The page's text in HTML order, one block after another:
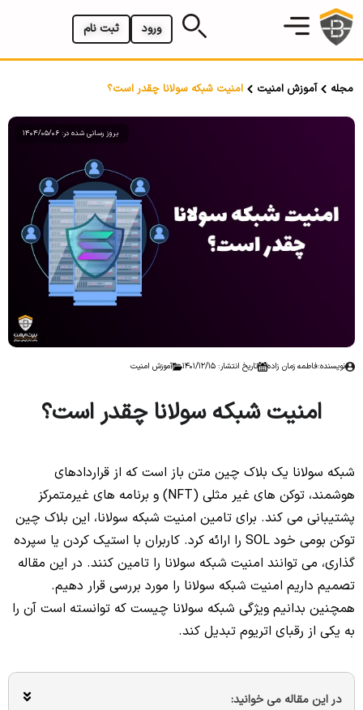
ثبت نام ورود
مجله آموزش امنیت امنیت شبکه سولانا چقدر است؟
بروز رسانی شده در: 1404/05/06
نویسنده:فاطمه زمان زاده تاریخ انتشار: 1401/12/15 آموزش امنیت
امنیت شبکه سولانا چقدر است؟
شبکه سولانا یک بلاک چین متن باز است که از قراردادهای
هوشمند، توکن های غیر مثلی (NFT) و برنامه های غیرمتمرکز
پشتیبانی می کند. برای تامین امنیت شبکه سولانا، این بلاک چین
توکن بومی خود SOL را ارائه کرد. کاربران با استیک کردن یا سپرده
گذاری، می توانند امنیت شبکه سولانا را تامین کنند. در این مقاله
تصمیم داریم امنیت شبکه سولانا را مورد بررسی قرار دهیم.
همچنین بدانیم ویژگی شبکه سولانا چیست که توانسته است آن را
به یکی از رقبای اتریوم تبدیل کند.
در این مقاله می خوانید: